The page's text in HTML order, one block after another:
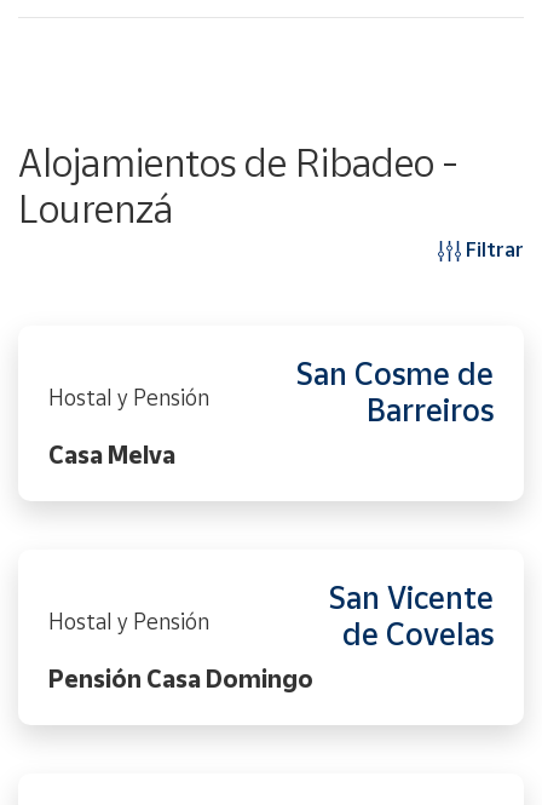
Alojamientos de Ribadeo -
Lourenzá
Filtrar
Hostal y Pensión
San Cosme de
Barreiros
Casa Melva
Hostal y Pensión
San Vicente
de Covelas
Pensión Casa Domingo